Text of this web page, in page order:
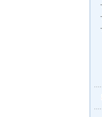
·
·
·